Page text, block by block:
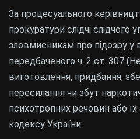
За процесуального
прокуратури слідчі слідчого
зловмисникам про підозру у
передбаченого ч. 2 ст. 307
виготовлення, придбання,
пересилання чи збут
психотропних речовин або їх
кодексу України.